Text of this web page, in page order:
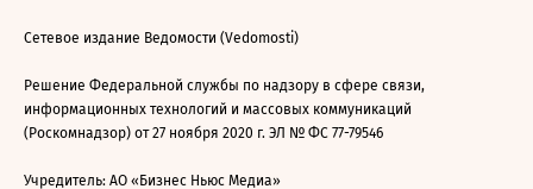
Сетевое издание Ведомости (Vedomosti)
Решение Федеральной службы по надзору в сфере связи,
информационных технологий и массовых коммуникаций
(Роскомнадзор) от 27 ноября 2020 г. ЭЛ № ФС 77-79546
Учредитель: АО «Бизнес Ньюс Медиа»